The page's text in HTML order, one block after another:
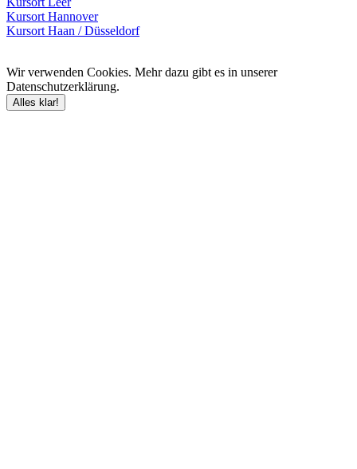
Kursort Hannover
Kursort Haan / Düsseldorf
Wir verwenden Cookies. Mehr dazu gibt es in unserer
Datenschutzerklärung.
Alles klar!